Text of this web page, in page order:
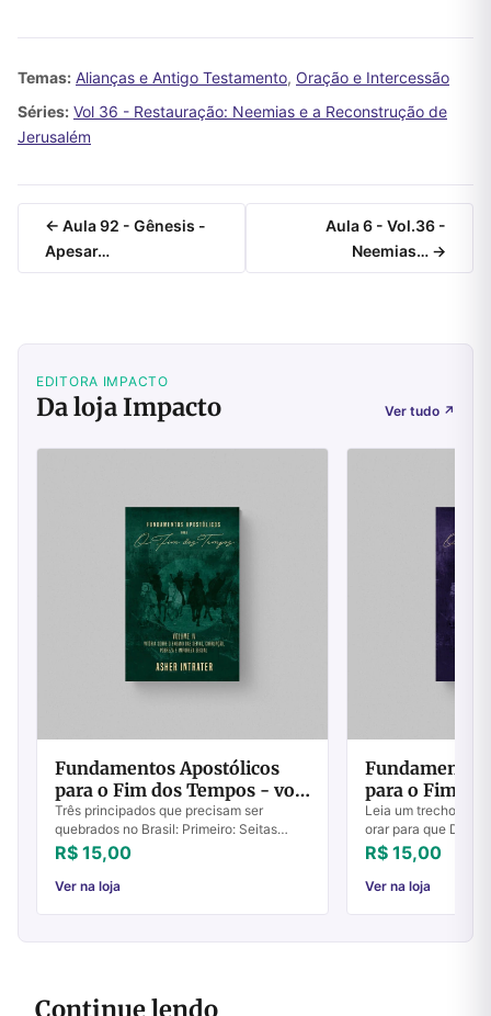
Temas: Alianças e Antigo Testamento, Oração e Intercessão
Séries: Vol 36 - Restauração: Neemias e a Reconstrução de
Jerusalém
← Aula 92 - Gênesis -
Apesar…
Aula 6 - Vol.36 -
Neemias… →
EDITORA IMPACTO
Da loja Impacto Ver tudo ↗
Fundamentos Apostólicos
para o Fim dos Tempos - vol
4
Três principados que precisam ser
quebrados no Brasil: Primeiro: Seitas
Religiosas - a maneira mais simples e
eficaz de vencer seitas religiosas é
LENDO A BÍ...
R$ 15,00
Ver na loja
Fundamentos
para o Fim
2
Leia um trecho do
orar para que Deus
drogas, da
corrupção e traga
Igreja no...
R$ 15,00
Ver na loja
Continue lendo